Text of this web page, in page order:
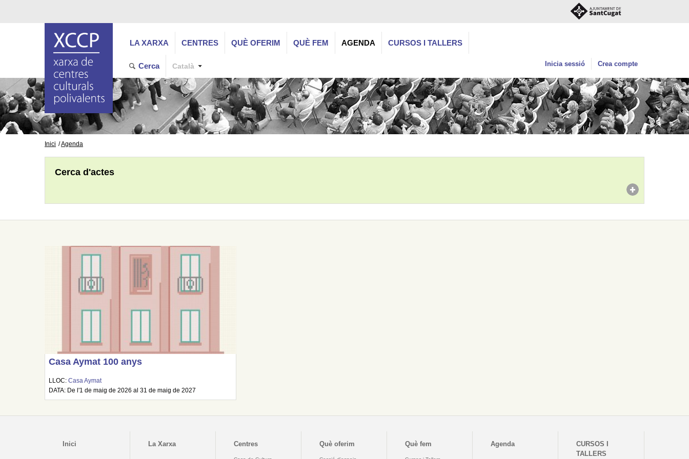
LA XARXA CENTRES QUÈ OFERIM QUÈ FEM AGENDA CURSOS I TALLERS
Cerca Català Inicia sessió Crea compte
Inici Agenda
Cerca d'actes
Casa Aymat 100 anys
LLOC:Casa Aymat
DATA: De l'1 de maig de 2026 al 31 de maig de 2027
Inici La Xarxa Centres Què oferim Què fem Agenda
CURSOS I
TALLERS